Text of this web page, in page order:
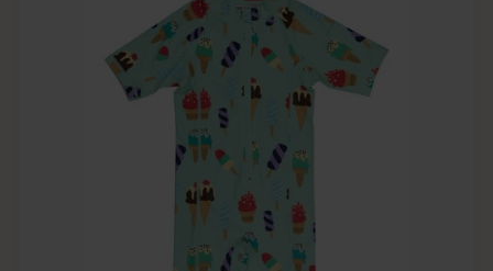
Lista: . Innehåller 1 objekt.